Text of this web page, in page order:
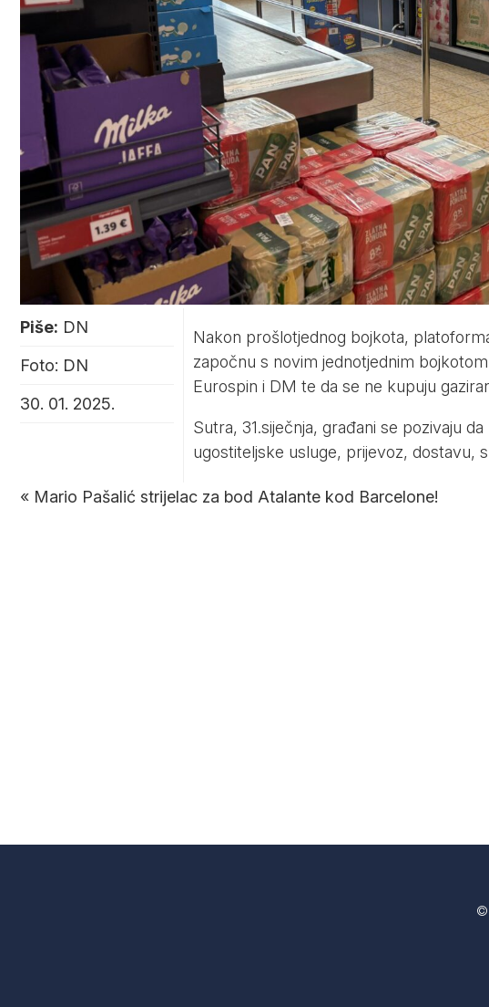
Piše: DN
Foto: DN
30. 01. 2025.
Nakon prošlotjednog bojkota,
započnu s novim jednotjednim
Eurospin i DM te da se ne kupuju
Sutra, 31.siječnja, građani se pozivaju
ugostiteljske usluge, prijevoz, dostavu,
« Mario Pašalić strijelac za bod Atalante kod Barcelone!
©